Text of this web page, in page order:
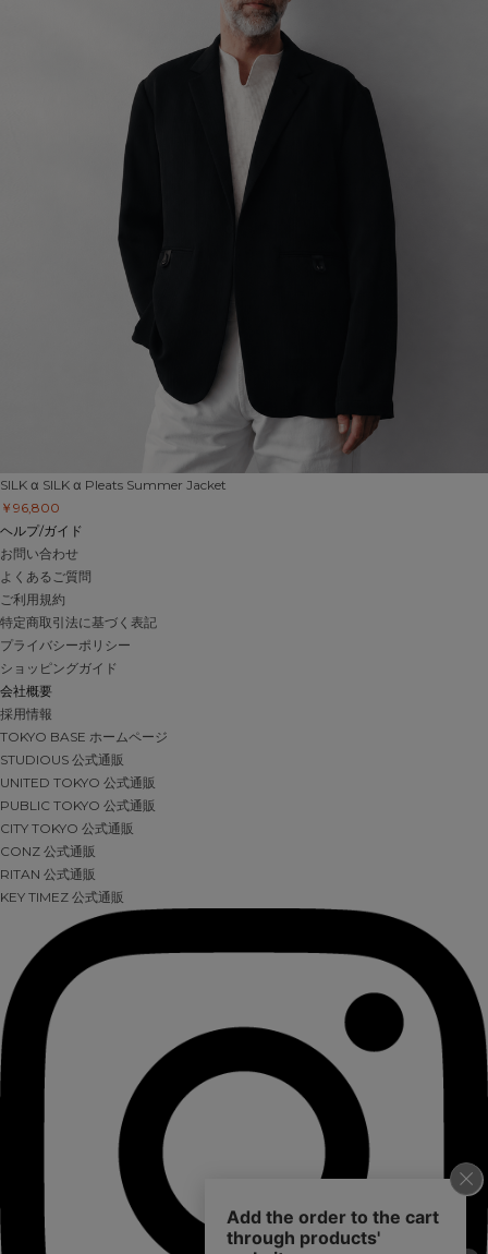
SILK α SILK α Pleats Summer Jacket
￥96,800
ヘルプ/ガイド
お問い合わせ
よくあるご質問
ご利用規約
特定商取引法に基づく表記
プライバシーポリシー
ショッピングガイド
会社概要
採用情報
TOKYO BASE ホームページ
STUDIOUS 公式通販
UNITED TOKYO 公式通販
PUBLIC TOKYO 公式通販
CITY TOKYO 公式通販
CONZ 公式通販
RITAN 公式通販
KEY TIMEZ 公式通販